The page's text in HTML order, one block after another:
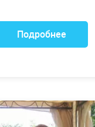
Подробнее